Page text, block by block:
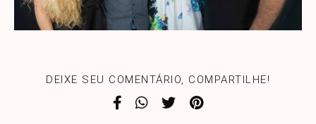
DEIXE SEU COMENTÁRIO, COMPARTILHE!